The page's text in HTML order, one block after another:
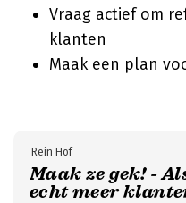
Vraag actief om
klanten
Maak een plan
Maak ze gek! -
echt meer
Rein Hof